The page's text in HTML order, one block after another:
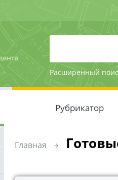
Расширенный
Рубрикатор
Главная